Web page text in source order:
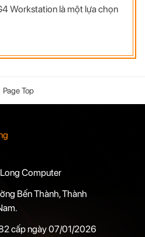
Workstation là một lựa chọn
Page Top
Computer
Bến Thành, Thành
cấp ngày 07/01/2026